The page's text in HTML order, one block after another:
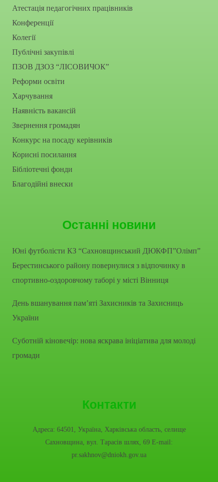
Атестація педагогічних працівників
Конференції
Колегії
Публічні закупівлі
ПЗОВ ДЗОЗ “ЛІСОВИЧОК”
Реформи освіти
Харчування
Наявність вакансій
Звернення громадян
Конкурс на посаду керівників
Корисні посилання
Бібліотечні фонди
Благодійні внески
Останні новини
Юні футболісти КЗ “Сахновщинський ДЮКФП”Олімп”
Берестинського району повернулися з відпочинку в
спортивно-оздоровчому таборі у місті Вінниця
День вшанування пам’яті Захисників та Захисниць
України
Суботній кіновечір: нова яскрава ініціатива для молоді
громади
Контакти
Адреса: 64501, Україна, Харківська область, селище
Сахновщина, вул. Тарасів шлях, 69 E-mail:
pr.sakhnov@dniokh.gov.ua